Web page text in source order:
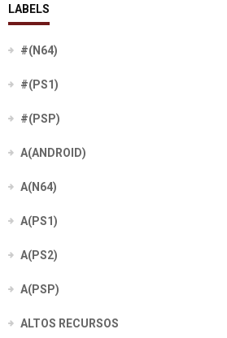
LABELS
#(N64)
#(PS1)
#(PSP)
A(ANDROID)
A(N64)
A(PS1)
A(PS2)
A(PSP)
ALTOS RECURSOS